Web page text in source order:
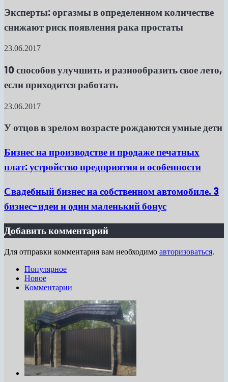
Эксперты: оргазмы в определенном количестве
снижают риск появления рака простаты
23.06.2017
10 способов улучшить и разнообразить свое лето,
если приходится работать
23.06.2017
У отцов в зрелом возрасте рождаются умные дети
Бизнес на производстве и продаже печатных
плат: устройство предприятия и особенности
Свадебный бизнес на собственном автомобиле. 3
бизнес-идеи и один маленький бонус
Добавить комментарий
Для отправки комментария вам необходимо авторизоваться.
Популярное
Новое
Комментарии